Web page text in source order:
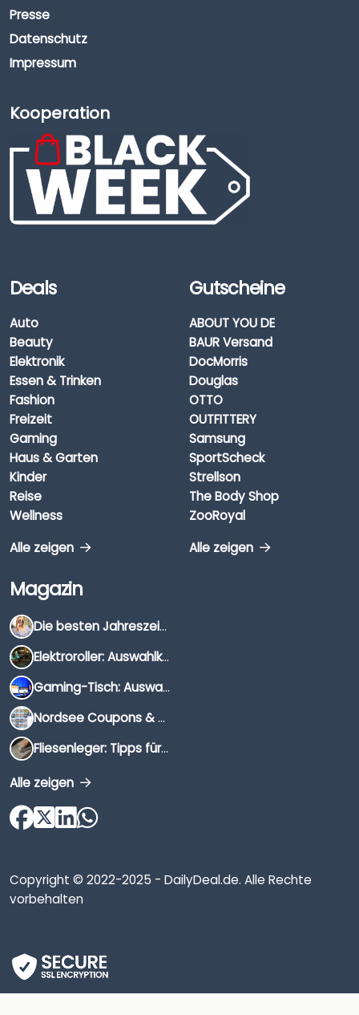
Presse
Datenschutz
Impressum
Kooperation
Deals
Auto
Beauty
Elektronik
Essen & Trinken
Fashion
Freizeit
Gaming
Haus & Garten
Kinder
Reise
Wellness
Alle zeigen
Gutscheine
ABOUT YOU DE
BAUR Versand
DocMorris
Douglas
OTTO
OUTFITTERY
Samsung
SportScheck
Strellson
The Body Shop
ZooRoyal
Alle zeigen
Magazin
Die besten Jahreszeiten für Schnäppchenjäger
Elektroroller: Auswahlkriterien, Unterschiede & Tipps
Gaming-Tisch: Auswahlkriterien, Unterschiede & Tipps
Nordsee Coupons & Gutscheine 2026
Fliesenleger: Tipps für die Auswahl
Alle zeigen
Copyright © 2022-2025 - DailyDeal.de. Alle Rechte
vorbehalten